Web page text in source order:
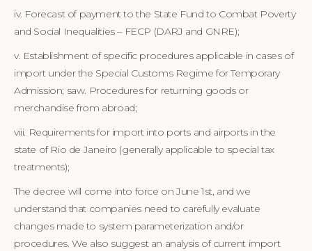
iv. Forecast of payment to the State Fund to Combat Poverty
and Social Inequalities – FECP (DARJ and GNRE);
v. Establishment of specific procedures applicable in cases of
import under the Special Customs Regime for Temporary
Admission; saw. Procedures for returning goods or
merchandise from abroad;
viii. Requirements for import into ports and airports in the
state of Rio de Janeiro (generally applicable to special tax
treatments);
The decree will come into force on June 1st, and we
understand that companies need to carefully evaluate
changes made to system parameterization and/or
procedures. We also suggest an analysis of current import